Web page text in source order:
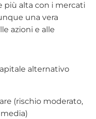
più alta con i mercati
una vera
azioni e alle
alternativo
(rischio moderato,